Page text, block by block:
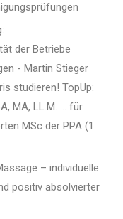
der Betriebe
- Martin Stieger
studieren! TopUp:
MA, LL.M. … für
MSc der PPA (1
– individuelle
positiv absolvierter